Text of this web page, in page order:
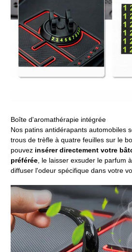
Boîte d'aromathérapie intégrée
Nos patins antidérapants automobiles
trous de trèfle à quatre feuilles sur le
pouvez insérer directement votre
préférée , le laisser exsuder le parfum
diffuser l'odeur spécifique dans votre